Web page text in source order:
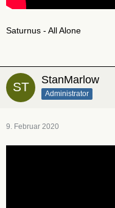
Saturnus - All Alone
StanMarlow
Administrator
9. Februar 2020